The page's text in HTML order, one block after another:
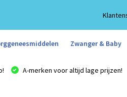
Zwanger & Baby
A-merken voor altijd lage prijzen!